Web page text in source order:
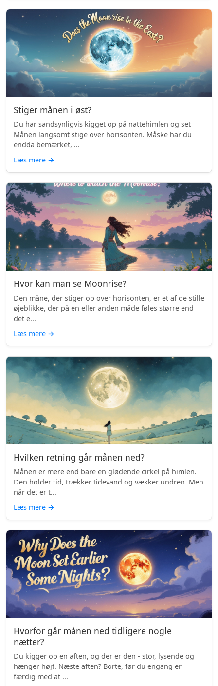
Stiger månen i øst?
Du har sandsynligvis kigget op på nattehimlen og set
Månen langsomt stige over horisonten. Måske har du
endda bemærket, ...
Læs mere →
Hvor kan man se Moonrise?
Den måne, der stiger op over horisonten, er et af de stille
øjeblikke, der på en eller anden måde føles større end
det e...
Læs mere →
Hvilken retning går månen ned?
Månen er mere end bare en glødende cirkel på himlen.
Den holder tid, trækker tidevand og vækker undren. Men
når det er t...
Læs mere →
Hvorfor går månen ned tidligere nogle
nætter?
Du kigger op en aften, og der er den - stor, lysende og
hænger højt. Næste aften? Borte, før du engang er
færdig med at ...